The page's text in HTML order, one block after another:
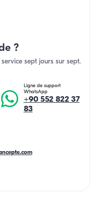
?
sept jours sur sept.
Ligne de support
WhatsApp
+90 552 822 37
83